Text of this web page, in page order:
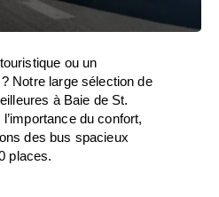
ou un
Notre large sélection de
à Baie de St.
du confort,
des bus spacieux
places.